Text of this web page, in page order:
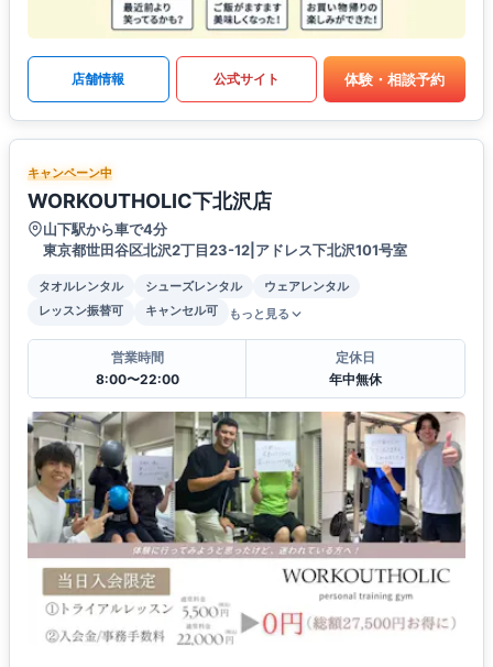
店舗情報 公式サイト 体験・相談予約
キャンペーン中
WORKOUTHOLIC下北沢店
山下駅から車で4分
東京都世田谷区北沢2丁目23-12|アドレス下北沢101号室
タオルレンタル シューズレンタル
ウェアレンタル
レッスン振替可
キャンセル可 もっと見る
営業時間
8:00〜22:00
定休日
年中無休